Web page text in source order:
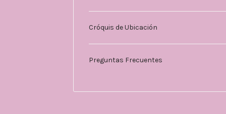
Cróquis de Ubicación
Preguntas Frecuentes